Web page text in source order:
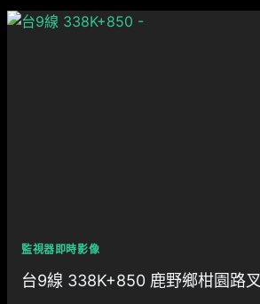
監視器即時影像
台9線 338K+850 鹿野鄉柑園路